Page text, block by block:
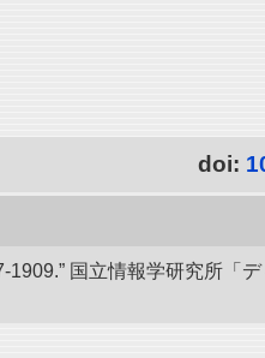
doi:
国立情報学研究所「